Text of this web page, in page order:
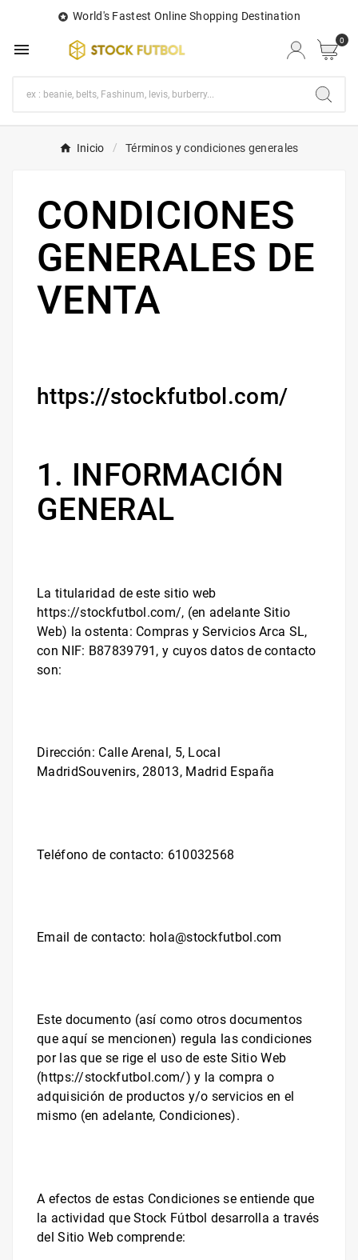
 World's Fastest Online Shopping Destination
 0
Inicio Términos y condiciones generales
CONDICIONES
GENERALES DE
VENTA
https://stockfutbol.com/
1. INFORMACIÓN
GENERAL
La titularidad de este sitio web
https://stockfutbol.com/, (en adelante Sitio
Web) la ostenta: Compras y Servicios Arca SL,
con NIF: B87839791 , y cuyos datos de contacto
son:
Dirección: Calle Arenal, 5, Local
MadridSouvenirs, 28013, Madrid España
Teléfono de contacto: 610032568
Email de contacto: hola@stockfutbol.com
Este documento (así como otros documentos
que aquí se mencionen) regula las condiciones
por las que se rige el uso de este Sitio Web
(https://stockfutbol.com/) y la compra o
adquisición de productos y/o servicios en el
mismo (en adelante, Condiciones).
A efectos de estas Condiciones se entiende que
la actividad queStock Fútbol desarrolla a través
del Sitio Web comprende: